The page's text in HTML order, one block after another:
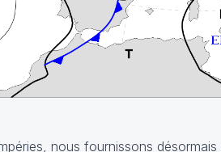
nous fournissons désormais